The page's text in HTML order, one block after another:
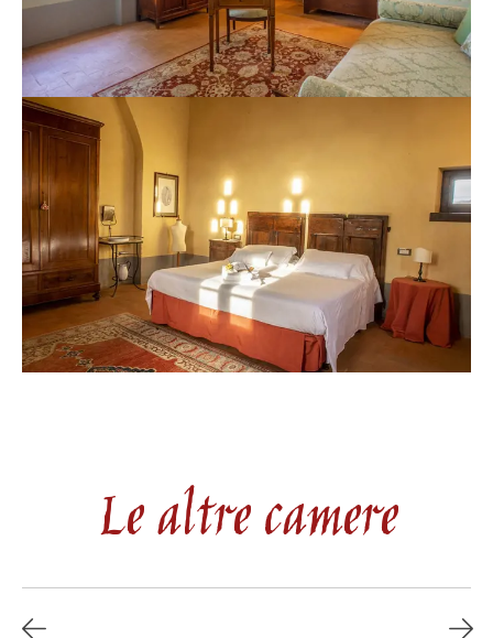
Le altre camere